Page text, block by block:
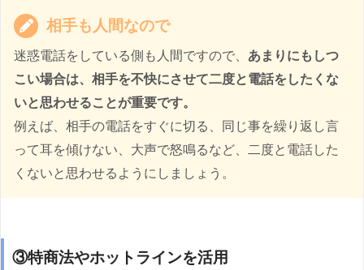
相手も人間なので
迷惑電話をしている側も人間ですので、 あまりにもしつ
こい場合は、相手を不快にさせて二度と電話をしたくな
いと思わせることが重要です。
例えば、相手の電話をすぐに切る、同じ事を繰り返し言
って耳を傾けない、大声で怒鳴るなど、二度と電話した
くないと思わせるようにしましょう。
③特商法やホットラインを活用